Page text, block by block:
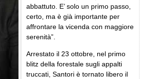
abbattuto. E’ solo un primo passo,
certo, ma è già importante per
affrontare la vicenda con maggiore
serenità”.
Arrestato il 23 ottobre, nel primo
blitz della forestale sugli appalti
truccati, Santori è tornato libero il